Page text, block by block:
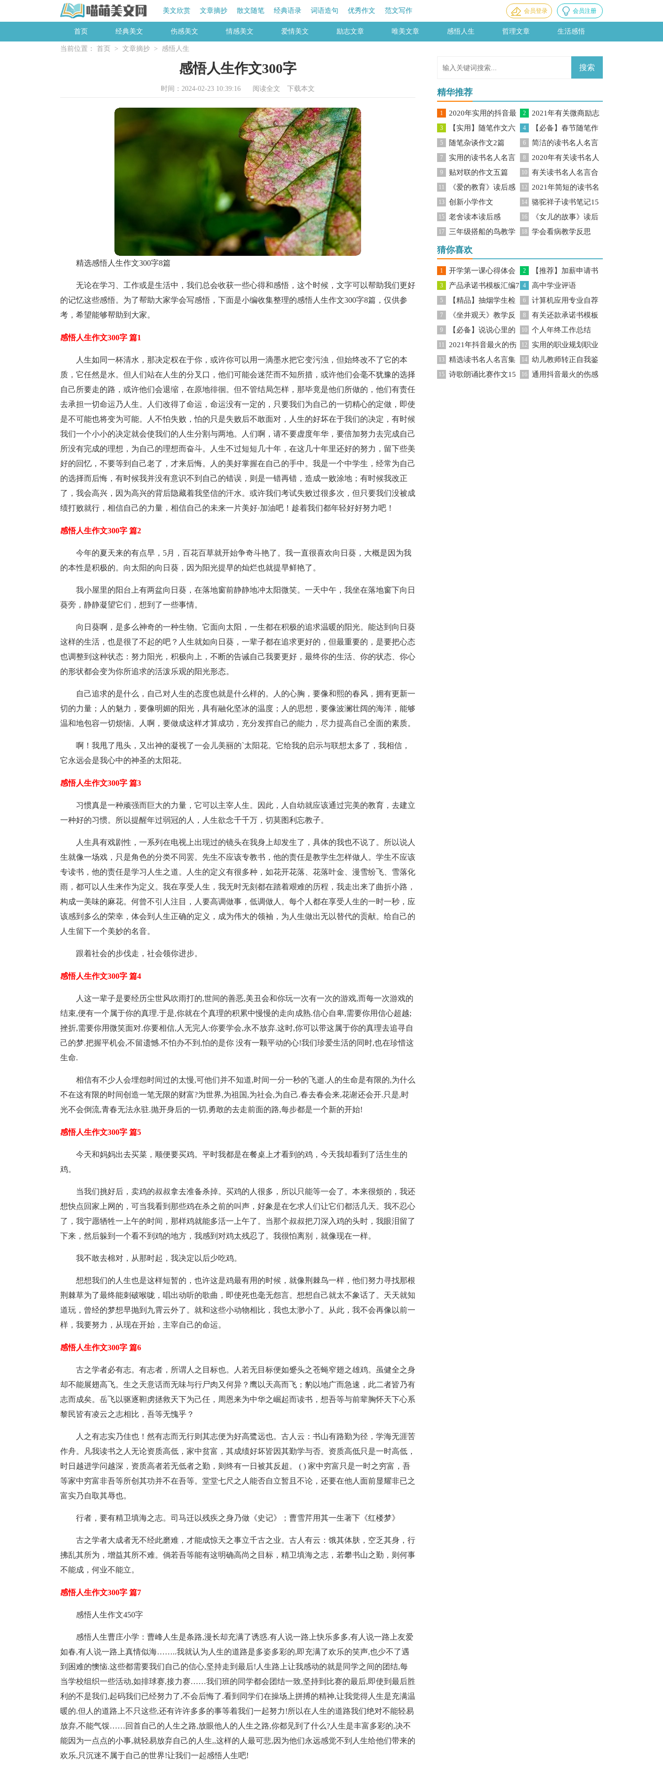
美文欣赏 文章摘抄 散文随笔 经典语录 词语造句 优秀作文 范文写作 会员登录 会员注册
首页 经典美文 伤感美文 情感美文 爱情美文 励志文章 唯美文章 感悟人生 哲理文章 生活感悟
当前位置： 首页 > 文章摘抄 > 感悟人生
感悟人生作文300字
时间：2024-02-23 10:39:16 阅读全文 下载本文
精选感悟人生作文300字8篇
无论在学习、工作或是生活中，我们总会收获一些心得和感悟，这个时候，文字可以帮助我们更好
的记忆这些感悟。为了帮助大家学会写感悟，下面是小编收集整理的感悟人生作文300字8篇，仅供参
考，希望能够帮助到大家。
感悟人生作文300字 篇1
人生如同一杯清水，那决定权在于你，或许你可以用一滴墨水把它变污浊，但始终改不了它的本
质，它任然是水。但人们站在人生的分叉口，他们可能会迷茫而不知所措，或许他们会毫不犹豫的选择
自己所要走的路，或许他们会退缩，在原地徘徊。但不管结局怎样，那毕竟是他们所做的，他们有责任
去承担一切命运乃人生。人们改得了命运，命运没有一定的，只要我们为自己的一切精心的定做，即使
是不可能也将变为可能。人不怕失败，怕的只是失败后不敢面对，人生的好坏在于我们的决定，有时候
我们一个小小的决定就会使我们的人生分割与两地。人们啊，请不要虚度年华，要倍加努力去完成自己
所没有完成的理想，为自己的理想而奋斗。人生不过短短几十年，在这几十年里还好的努力，留下些美
好的回忆，不要等到自己老了，才来后悔。人的美好掌握在自己的手中。我是一个中学生，经常为自己
的选择而后悔，有时候我并没有意识不到自己的错误，则是一错再错，造成一败涂地；有时候我改正
了，我会高兴，因为高兴的背后隐藏着我坚信的汗水。或许我们考试失败过很多次，但只要我们没被成
绩打败就行，相信自己的力量，相信自己的未来一片美好·加油吧！趁着我们都年轻好好努力吧！
感悟人生作文300字 篇2
今年的夏天来的有点早，5月，百花百草就开始争奇斗艳了。我一直很喜欢向日葵，大概是因为我
的本性是积极的。向太阳的向日葵，因为阳光提早的灿烂也就提早鲜艳了。
我小屋里的阳台上有两盆向日葵，在落地窗前静静地冲太阳微笑。一天中午，我坐在落地窗下向日
葵旁，静静凝望它们，想到了一些事情。
向日葵啊，是多么神奇的一种生物。它面向太阳，一生都在积极的追求温暖的阳光。能达到向日葵
这样的生活，也是很了不起的吧？人生就如向日葵，一辈子都在追求更好的，但最重要的，是要把心态
也调整到这种状态：努力阳光，积极向上，不断的告诫自己我要更好，最终你的生活、你的状态、你心
的形状都会变为你所追求的活泼乐观的阳光形态。
自己追求的是什么，自己对人生的态度也就是什么样的。人的心胸，要像和熙的春风，拥有更新一
切的力量；人的魅力，要像明媚的阳光，具有融化坚冰的温度；人的思想，要像波澜壮阔的海洋，能够
温和地包容一切烦恼。人啊，要做成这样才算成功，充分发挥自己的能力，尽力提高自己全面的素质。
啊！我甩了甩头，又出神的凝视了一会儿美丽的`太阳花。它给我的启示与联想太多了，我相信，
它永远会是我心中的神圣的太阳花。
感悟人生作文300字 篇3
习惯真是一种顽强而巨大的力量，它可以主宰人生。因此，人自幼就应该通过完美的教育，去建立
一种好的习惯。所以提醒年过弱冠的人，人生欲念千千万，切莫图利忘教子。
人生具有戏剧性，一系列在电视上出现过的镜头在我身上却发生了，具体的我也不说了。所以说人
生就像一场戏，只是角色的分类不同罢。先生不应该专教书，他的责任是教学生怎样做人。学生不应该
专读书，他的责任是学习人生之道。人生的定义有很多种，如花开花落、花落叶金、漫雪纷飞、雪落化
雨，都可以人生来作为定义。我在享受人生，我无时无刻都在踏着艰难的历程，我走出来了曲折小路，
构成一美味的麻花。何曾不引人注目，人要高调做事，低调做人。每个人都在享受人生的一时一秒，应
该感到多么的荣幸，体会到人生正确的定义，成为伟大的领袖，为人生做出无以替代的贡献。给自己的
人生留下一个美妙的名音。
跟着社会的步伐走，社会领你进步。
感悟人生作文300字 篇4
人这一辈子是要经历尘世风吹雨打的,世间的善恶,美丑会和你玩一次有一次的游戏,而每一次游戏的
结束,便有一个属于你的真理.于是,你就在个真理的积累中慢慢的走向成熟.信心自卑,需要你用信心超越;
挫折,需要你用微笑面对.你要相信,人无完人:你要学会,永不放弃.这时,你可以带这属于你的真理去追寻自
己的梦.把握平机会,不留遗憾.不怕办不到,怕的是你 没有一颗平动的心!我们珍爱生活的同时,也在珍惜这
生命.
相信有不少人会埋怨时间过的太慢,可他们并不知道,时间一分一秒的飞逝.人的生命是有限的,为什么
不在这有限的时间创造一笔无限的财富?为世界,为祖国,为社会,为自己.春去春会来,花谢还会开.只是,时
光不会倒流,青春无法永驻.抛开身后的一切,勇敢的去走前面的路,每步都是一个新的开始!
感悟人生作文300字 篇5
今天和妈妈出去买菜，顺便要买鸡。平时我都是在餐桌上才看到的鸡，今天我却看到了活生生的
鸡。
当我们挑好后，卖鸡的叔叔拿去准备杀掉。买鸡的人很多，所以只能等一会了。本来很烦的，我还
想快点回家上网的，可当我看到那些鸡在杀之前的叫声，好象是在乞求人们让它们都活几天。我不忍心
了，我宁愿牺牲一上午的时间，那样鸡就能多活一上午了。当那个叔叔把刀深入鸡的头时，我眼泪留了
下来，然后躲到一个看不到鸡的地方，我感到对鸡太残忍了。我很怕离别，就像现在一样。
我不敢去棉对，从那时起，我决定以后少吃鸡。
想想我们的人生也是这样短暂的，也许这是鸡最有用的时候，就像荆棘鸟一样，他们努力寻找那根
荆棘草为了最终能刺破喉咙，唱出动听的歌曲，即使死也毫无怨言。想想自己就太不象话了。天天就知
道玩，曾经的梦想早抛到九霄云外了。就和这些小动物相比，我也太渺小了。从此，我不会再像以前一
样，我要努力，从现在开始，主宰自己的命运。
感悟人生作文300字 篇6
古之学者必有志。有志者，所谓人之目标也。人若无目标便如蹙头之苍蝇窄翅之雄鸡。虽健全之身
却不能展翅高飞。生之天意话而无味与行尸肉又何异？鹰以天高而飞；豹以地广而急速，此二者皆乃有
志而成矣。岳飞以驱逐靼虏拯救天下为己任，周恩来为中华之崛起而读书，想吾等与前辈胸怀天下心系
黎民皆有凌云之志相比，吾等无愧乎？
人之有志实乃佳也！然有志而无行则其志便为好高鹭远也。古人云：书山有路勤为径，学海无涯苦
作舟。凡我读书之人无论资质高低，家中贫富，其成绩好坏皆因其勤学与否。资质高低只是一时高低，
时日越进学问越深，资质高者若无低者之勤，则终有一日被其反超。 ( ) 家中穷富只是一时之穷富，吾
等家中穷富非吾等所创其功并不在吾等。堂堂七尺之人能否自立暂且不论，还要在他人面前显耀非已之
富实乃自取其辱也。
行者，要有精卫填海之志。司马迁以残疾之身乃做《史记》；曹雪芹用其一生著下《红楼梦》
古之学者大成者无不经此磨难，才能成惊天之事立千古之业。古人有云：饿其体肤，空乏其身，行
拂乱其所为，增益其所不难。倘若吾等能有这明确高尚之目标，精卫填海之志，若攀书山之勤，则何事
不能成，何业不能立。
感悟人生作文300字 篇7
感悟人生作文450字
感悟人生曹庄小学：曹峰人生是条路,漫长却充满了诱惑.有人说一路上快乐多多,有人说一路上友爱
如春,有人说一路上真情似海……..我就认为人生的道路是多姿多彩的,即充满了欢乐的笑声,也少不了遇
到困难的懊恼.这些都需要我们自己的信心,坚持走到最后!人生路上让我感动的就是同学之间的团结,每
当学校组织一些活动,如排球赛,接力赛……我们班的同学都会团结一致,坚持到比赛的最后,即使到最后胜
利的不是我们,起码我们已经努力了,不会后悔了.看到同学们在操场上拼搏的精神,让我觉得人生是充满温
暖的.但人的道路上不只这些,还有许许多多的事等着我们一起努力!所以在人生的道路我们绝对不能轻易
放弃,不能气馁……回首自己的人生之路,放眼他人的人生之路,你都见到了什么?人生是丰富多彩的,决不
能因为一点点的小事,就轻易放弃自己的人生,,这样的人最可悲,因为他们永远感觉不到人生给他们带来的
欢乐,只沉迷不属于自己的世界!让我们一起感悟人生吧!
精华推荐
1
2020年实用的抖音最
火的伤感句子集合56条
2
2021年有关微商励志
语录47句
3
【实用】随笔作文六
篇
4
【必备】春节随笔作
文10篇
5 随笔杂谈作文2篇 6
简洁的读书名人名言
合集97句
7
实用的读书名人名言
汇总78句
8
2020年有关读书名人
名言集合75句
9 贴对联的作文五篇 10
有关读书名人名言合
集37条
11
《爱的教育》读后感
(汇编15篇)
12
2021年简短的读书名
人名言45条
13 创新小学作文 14
骆驼祥子读书笔记15
篇
15 老舍读本读后感 16
《女儿的故事》读后
感
17
三年级搭船的鸟教学
反思
18 学会看病教学反思
猜你喜欢
1
开学第一课心得体会
15篇
2
【推荐】加薪申请书
模板8篇
3
产品承诺书模板汇编7
篇
4 高中学业评语
5
【精品】抽烟学生检
讨书四篇
6
计算机应用专业自荐
信模板集锦5篇
7
《坐井观天》教学反
思
8
有关还款承诺书模板
集锦五篇
9
【必备】说说心里的
话作文三篇
10
个人年终工作总结
【热】
11
2021年抖音最火的伤
感句子集锦38条
12
实用的职业规划职业
规划模板合集九篇
13
精选读书名人名言集
合75条
14
幼儿教师转正自我鉴
定
15
诗歌朗诵比赛作文15
16
通用抖音最火的伤感